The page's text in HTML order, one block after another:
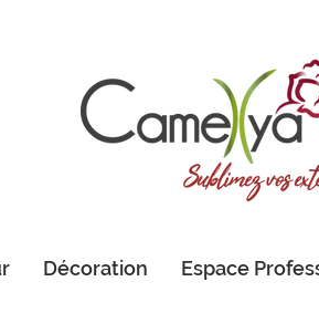
Décoration Espace